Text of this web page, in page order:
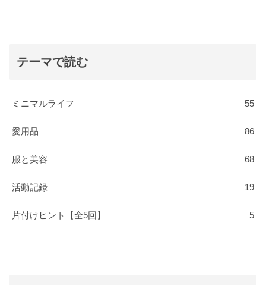
テーマで読む
ミニマルライフ 55
愛用品 86
服と美容 68
活動記録 19
片付けヒント【全5回】 5